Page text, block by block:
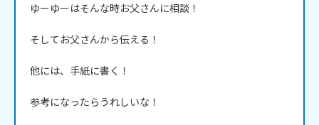
ゆーゆーはそんな時お父さんに相談！
そしてお父さんから伝える！
他には、手紙に書く！
参考になったらうれしいな！